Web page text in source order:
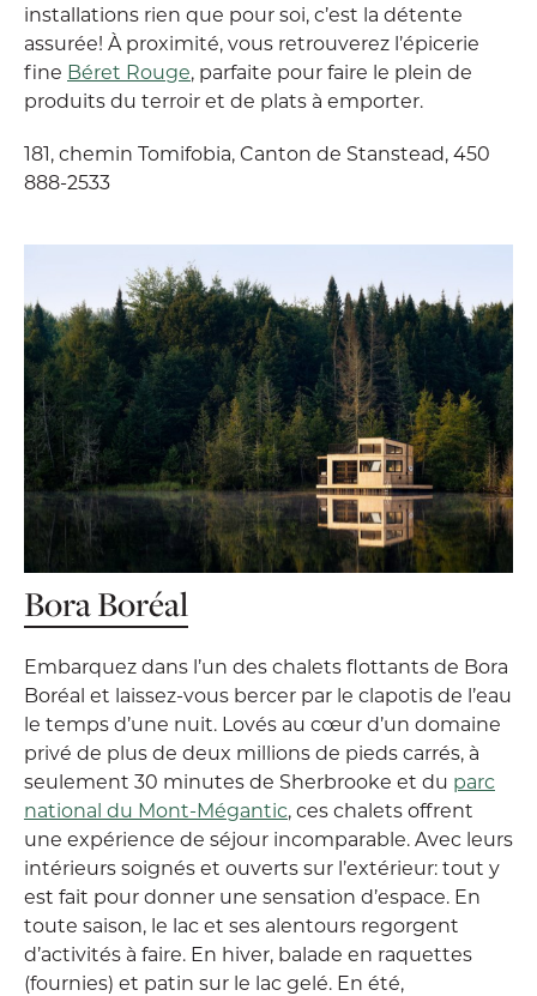
installations rien que pour soi, c’est la détente
assurée! À proximité, vous retrouverez l’épicerie
fine Béret Rouge, parfaite pour faire le plein de
produits du terroir et de plats à emporter.
181, chemin Tomifobia, Canton de Stanstead, 450
888-2533
Bora Boréal
Embarquez dans l’un des chalets flottants de Bora
Boréal et laissez-vous bercer par le clapotis de l’eau
le temps d’une nuit. Lovés au cœur d’un domaine
privé de plus de deux millions de pieds carrés, à
seulement 30 minutes de Sherbrooke et du parc
national du Mont-Mégantic, ces chalets offrent
une expérience de séjour incomparable. Avec leurs
intérieurs soignés et ouverts sur l’extérieur: tout y
est fait pour donner une sensation d’espace. En
toute saison, le lac et ses alentours regorgent
d’activités à faire. En hiver, balade en raquettes
(fournies) et patin sur le lac gelé. En été,